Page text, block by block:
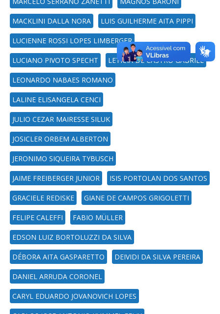
MACKLINI DALLA NORA LUIS GUILHERME AITA PIPPI
LUCIENNE ROSSI LOPES LIMBERGER
LUCIANO PIVOTO SPECHT LETÍCIA DE CASTRO GABRIEL
LEONARDO NABAES ROMANO
LALINE ELISANGELA CENCI
JULIO CEZAR MAIRESSE SILUK
JOSICLER ORBEM ALBERTON
JERONIMO SIQUEIRA TYBUSCH
JAIME FREIBERGER JUNIOR ISIS PORTOLAN DOS SANTOS
GRACIELE REDISKE GIANE DE CAMPOS GRIGOLETTI
FELIPE CALEFFI FABIO MÜLLER
EDSON LUIZ BORTOLUZZI DA SILVA
DÉBORA AITA GASPARETTO DEIVIDI DA SILVA PEREIRA
DANIEL ARRUDA CORONEL
CARYL EDUARDO JOVANOVICH LOPES